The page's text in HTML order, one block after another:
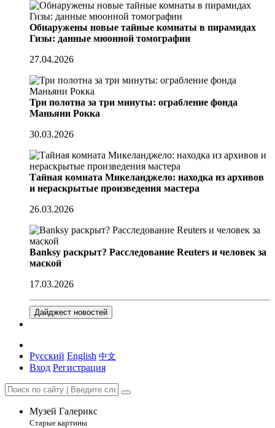
Обнаружены новые тайные комнаты в пирамидах
Гизы: данные мюонной томографии
27.04.2026
Три полотна за три минуты: ограбление фонда
Маньяни Рокка
30.03.2026
Тайная комната Микеланджело: находка из архивов
и нераскрытые произведения мастера
26.03.2026
Banksy раскрыт? Расследование Reuters и человек за
маской
17.03.2026
Дайджест новостей
Русский English 中文
Вход Регистрация
Музей Галерикс
Старые картины